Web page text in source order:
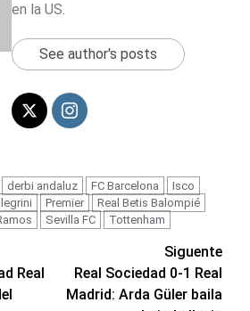
en la US.
See author's posts
derbi andaluz FC Barcelona
Isco
Premier
Real Betis Balompié
Sevilla FC Tottenham
Real
Siguente
Real Sociedad 0-1 Real
Madrid: Arda Güler baila